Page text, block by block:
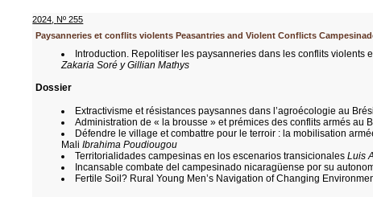
2024 ,Nº 255
Paysanneries et conflits violents Peasantries and Violent Conflicts
Introduction. Repolitiser les paysanneries dans les conflits violents
Zakaria Soré y Gillian Mathys
Dossier
Extractivisme et résistances paysannes dans l’agroécologie au
Administration de « la brousse » et prémices des conflits armés au
Défendre le village et combattre pour le terroir : la mobilisation
MaliIbrahima Poudiougou
Territorialidades campesinas en los escenarios transicionalesLuis
Incansable combate del campesinado nicaragüense por su
Fertile Soil? Rural Young Men’s Navigation of Changing